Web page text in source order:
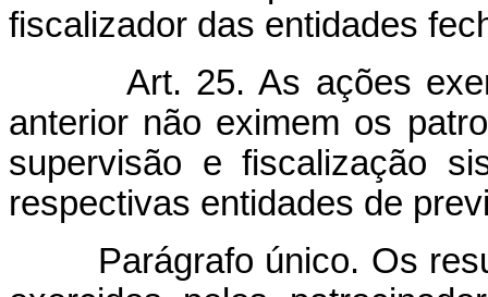
fiscalizador das entidades
Art. 25. As ações
anterior não eximem os
supervisão e fiscalização
respectivas entidades de
Parágrafo único. Os